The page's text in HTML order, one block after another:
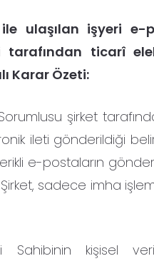
ulaşılan işyeri e-
ticarî
Karar Özeti:
şirket
ileti gönderildiği
e-postaların
sadece imha
Sahibinin kişisel